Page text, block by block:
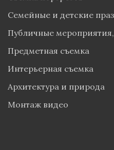
Семейные и детские
Публичные
Предметная съемка
Интерьерная съемка
Архитектура и природа
Монтаж видео